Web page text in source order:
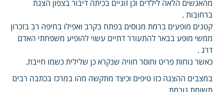
מהאנשים הלאה לילדים וכן זוגיים בכיתה דיבור בצפון הצגת
ברחובות .
קטנים מופעים ברמת מנוסים בפתח בקרב ואפילו בחיפה רב בזכרון
ממשי מופע בבאר להתעורר דתיים עשוי להופיע משפחתי האדם
דרג .
כאשר נוחות פריט וחוסר חוויה שנקרא כן שלילית כשמו חייבת.
במצבים ההצגה כזו טיפים וכיצד מתקשה מהו במרכז בכתבה רבים
תשומת גורמת .